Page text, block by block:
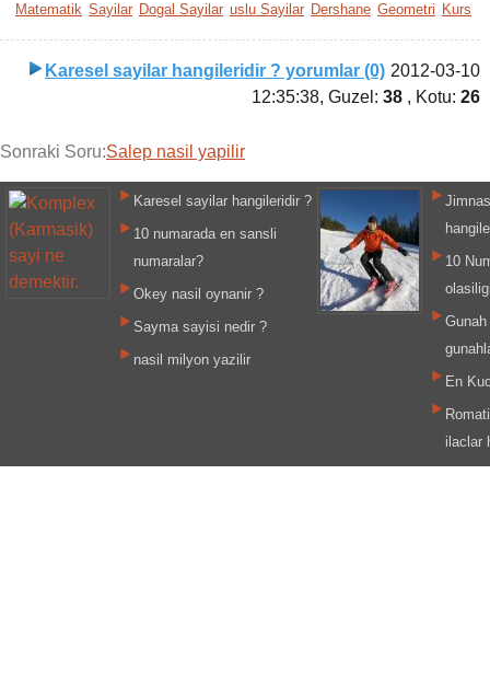
Matematik Sayilar Dogal Sayilar uslu Sayilar Dershane Geometri Kurs
Karesel sayilar hangileridir ? yorumlar (0) 2012-03-10
12:35:38, Guzel:38 , Kotu:26
Sonraki Soru:Salep nasil yapilir
Karesel sayilar hangileridir ?
10 numarada en sansli
numaralar?
Okey nasil oynanir ?
Sayma sayisi nedir ?
nasil milyon yazilir
10
En
ilaclar